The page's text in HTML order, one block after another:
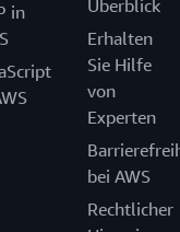
in
Überblick
Erhalten
Sie Hilfe
von
Experten
bei AWS
Rechtlicher